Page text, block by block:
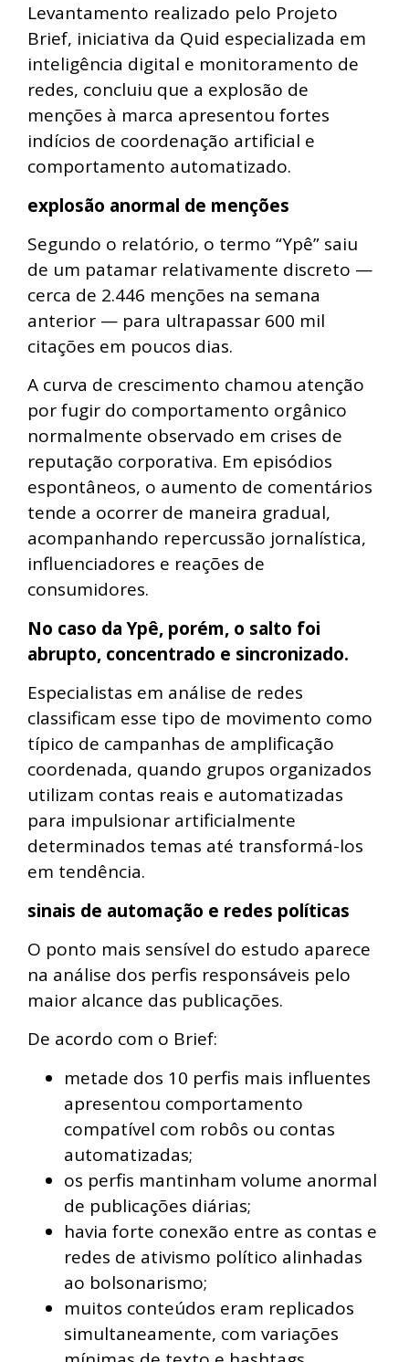
Levantamento realizado pelo Projeto
Brief, iniciativa da Quid especializada em
inteligência digital e monitoramento de
redes, concluiu que a explosão de
menções à marca apresentou fortes
indícios de coordenação artificial e
comportamento automatizado.
explosão anormal de menções
Segundo o relatório, o termo “Ypê” saiu
de um patamar relativamente discreto —
cerca de 2.446 menções na semana
anterior — para ultrapassar 600 mil
citações em poucos dias.
A curva de crescimento chamou atenção
por fugir do comportamento orgânico
normalmente observado em crises de
reputação corporativa. Em episódios
espontâneos, o aumento de comentários
tende a ocorrer de maneira gradual,
acompanhando repercussão jornalística,
influenciadores e reações de
consumidores.
No caso da Ypê, porém, o salto foi
abrupto, concentrado e sincronizado.
Especialistas em análise de redes
classificam esse tipo de movimento como
típico de campanhas de amplificação
coordenada, quando grupos organizados
utilizam contas reais e automatizadas
para impulsionar artificialmente
determinados temas até transformá-los
em tendência.
sinais de automação e redes políticas
O ponto mais sensível do estudo aparece
na análise dos perfis responsáveis pelo
maior alcance das publicações.
De acordo com o Brief:
metade dos 10 perfis mais influentes
apresentou comportamento
compatível com robôs ou contas
automatizadas;
os perfis mantinham volume anormal
de publicações diárias;
havia forte conexão entre as contas e
redes de ativismo político alinhadas
ao bolsonarismo;
muitos conteúdos eram replicados
simultaneamente, com variações